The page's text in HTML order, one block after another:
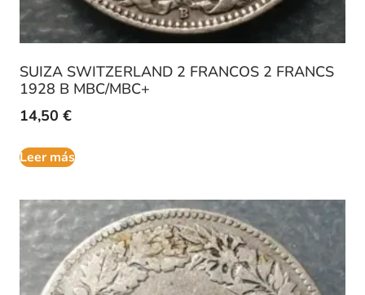
SUIZA SWITZERLAND 2 FRANCOS 2 FRANCS
1928 B MBC/MBC+
14,50 €
Leer más